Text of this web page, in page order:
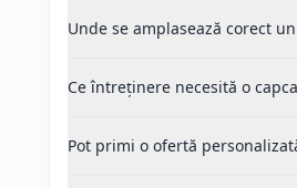
Unde se amplasează corect
Ce întreținere necesită o
Pot primi o ofertă